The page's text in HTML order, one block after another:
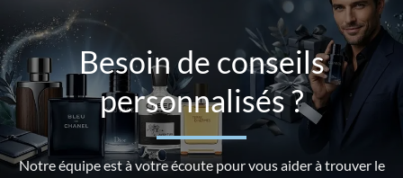
Besoin de conseils
personnalisés ?
Notre équipe est à votre écoute pour vous aider à trouver le